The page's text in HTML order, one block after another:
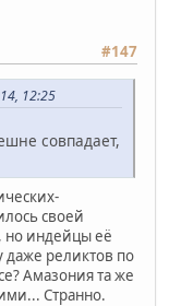
#147
12:25
совпадает,
своей
но индейцы её
реликтов по
Амазония та же
Странно.